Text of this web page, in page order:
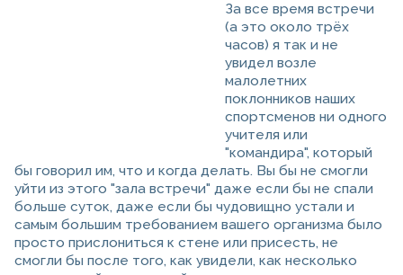
За все время встречи
(а это около трёх
часов) я так и не
увидел возле
малолетних
поклонников наших
спортсменов ни одного
учителя или
"командира", который
бы говорил им, что и когда делать. Вы бы не смогли
уйти из этого "зала встречи" даже если бы не спали
больше суток, даже если бы чудовищно устали и
самым большим требованием вашего организма было
просто прислониться к стене или присесть, не
смогли бы после того, как увидели, как несколько